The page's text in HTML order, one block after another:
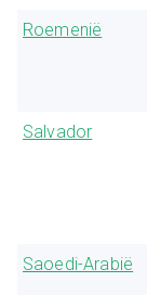
Roemenië
Salvador
Saoedi-Arabië